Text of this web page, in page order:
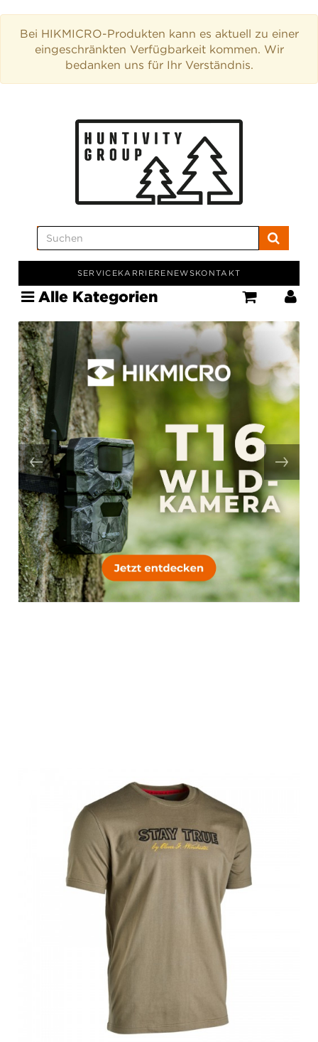
Bei HIKMICRO-Produkten kann es aktuell zu einer
eingeschränkten Verfügbarkeit kommen. Wir
bedanken uns für Ihr Verständnis.
SERVICEKARRIERE NEWSKONTAKT
Alle Kategorien